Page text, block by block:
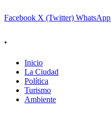
Facebook X (Twitter) WhatsApp
.
Inicio
La Ciudad
Política
Turismo
Ambiente